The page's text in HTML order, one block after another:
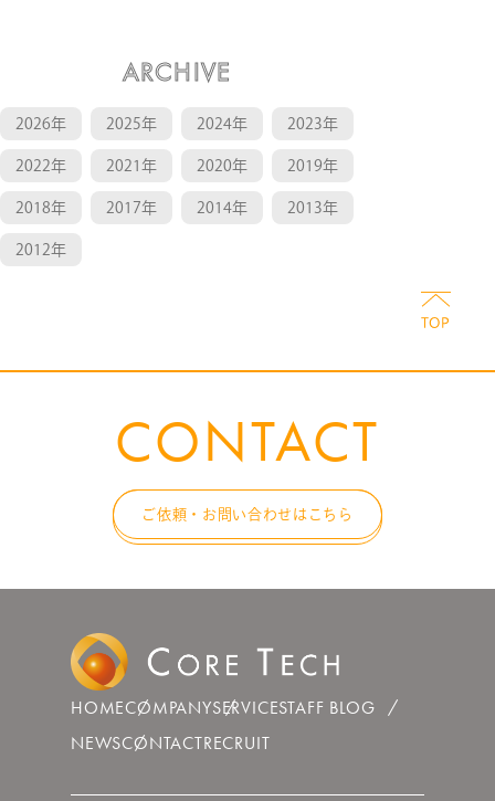
ARCHIVE
2026年 2025年 2024年 2023年
2022年 2021年 2020年 2019年
2018年 2017年 2014年 2013年
2012年
CONTACT
ご依頼・お問い合わせはこちら
HOMECOMPANYSERVICESTAFF BLOG
NEWSCONTACTRECRUIT